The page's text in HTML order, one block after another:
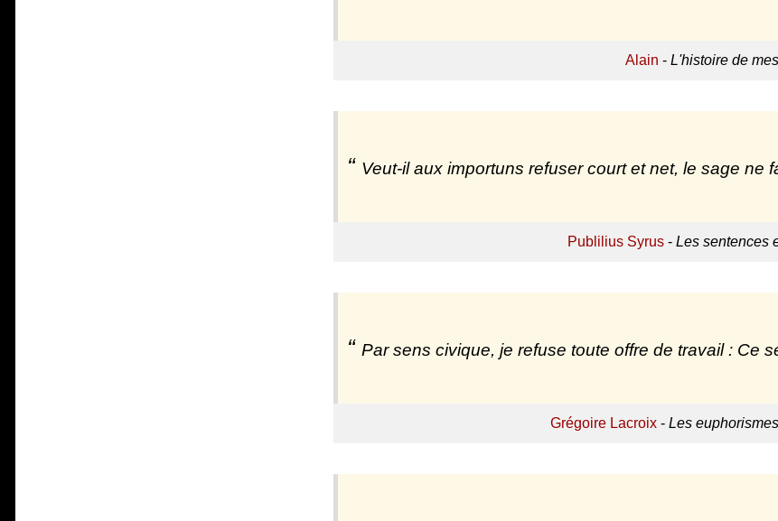
Alain - L'histoire de
Veut-il aux importuns refuser court et net, le sage ne
Publilius Syrus - Les sentences
Par sens civique, je refuse toute offre de travail : Ce
Grégoire Lacroix- Les